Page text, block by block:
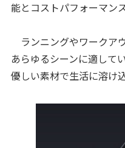
能とコストパフォーマン
ランニングやワークア
あらゆるシーンに適して
優しい素材で生活に溶け